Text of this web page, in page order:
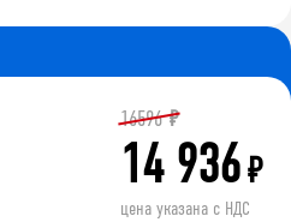
16596 ₽
14 936₽
цена указана с НДС